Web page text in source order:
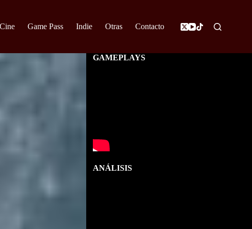
Game Pass Indie Otras Contacto
GAMEPLAYS
ANÁLISIS